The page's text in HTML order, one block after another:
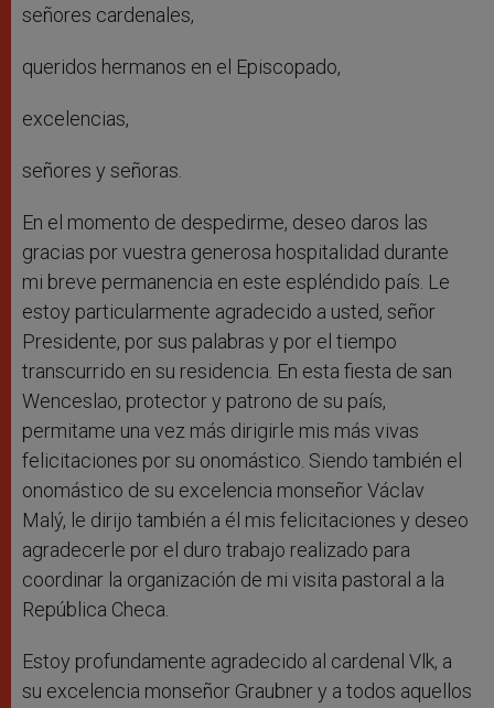
señores cardenales,
queridos hermanos en el Episcopado,
excelencias,
señores y señoras.
En el momento de despedirme, deseo daros las
gracias por vuestra generosa hospitalidad durante
mi breve permanencia en este espléndido país. Le
estoy particularmente agradecido a usted, señor
Presidente, por sus palabras y por el tiempo
transcurrido en su residencia. En esta fiesta de san
Wenceslao, protector y patrono de su país,
permitame una vez más dirigirle mis más vivas
felicitaciones por su onomástico. Siendo también el
onomástico de su excelencia monseñor Václav
Malý, le dirijo también a él mis felicitaciones y deseo
agradecerle por el duro trabajo realizado para
coordinar la organización de mi visita pastoral a la
República Checa.
Estoy profundamente agradecido al cardenal Vlk, a
su excelencia monseñor Graubner y a todos aquellos